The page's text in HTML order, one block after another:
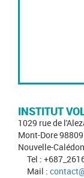
INSTITUT
1029 rue de
Mont-Dore 98809
Nouvelle-
Tel :
Mail :